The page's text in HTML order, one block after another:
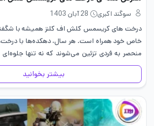
سوگند اکبری
28 آبان 1403
درخت های کریسمس کلش اف کلنز همیشه با
خاص خود همراه است. هر سال، دهکده‌ها با
منحصر به فردی تزئین می‌شوند که نه تنها
می‌بخشند، بلکه هر کدام…
بیشتر بخوانید